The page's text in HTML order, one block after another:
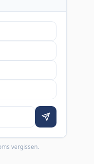
vergissen.